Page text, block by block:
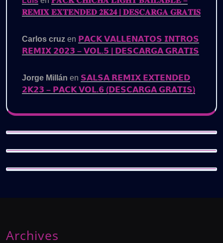
𝐑𝐄𝐌𝐈𝐗 𝐄𝐗𝐓𝐄𝐍𝐃𝐄𝐃 𝟐𝐊𝟐𝟒 | 𝐃𝐄𝐒𝐂𝐀𝐑𝐆𝐀 𝐆𝐑𝐀𝐓𝐈𝐒
Carlos cruz en 𝗣𝗔𝗖𝗞 𝗩𝗔𝗟𝗟𝗘𝗡𝗔𝗧𝗢𝗦 𝗜𝗡𝗧𝗥𝗢𝗦
𝗥𝗘𝗠𝗜𝗫 𝟮𝟬𝟮𝟯 – 𝗩𝗢𝗟.𝟱 | 𝗗𝗘𝗦𝗖𝗔𝗥𝗚𝗔 𝗚𝗥𝗔𝗧𝗜𝗦
Jorge Millán en 𝗦𝗔𝗟𝗦𝗔 𝗥𝗘𝗠𝗜𝗫 𝗘𝗫𝗧𝗘𝗡𝗗𝗘𝗗
𝟮𝗞𝟮𝟯 – 𝗣𝗔𝗖𝗞 𝗩𝗢𝗟.𝟲 (𝗗𝗘𝗦𝗖𝗔𝗥𝗚𝗔 𝗚𝗥𝗔𝗧𝗜𝗦)
Archives